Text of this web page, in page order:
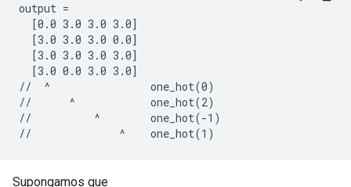
output =
  [0.0 3.0 3.0 3.0]
  [3.0 3.0 3.0 0.0]
  [3.0 3.0 3.0 3.0]
  [3.0 0.0 3.0 3.0]
//  ^                one_hot(0)
//      ^            one_hot(2)
//          ^        one_hot(-1)
//              ^    one_hot(1)
Supongamos que